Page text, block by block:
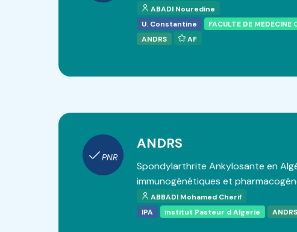
ABADI Nouredine
U. Constantine
FACULTE DE MEDECINE
ANDRS
AF
PNR
ANDRS
Spondylarthrite Ankylosante en
immunogénétiques et
ABBADI Mohamed Cherif
IPA
institut Pasteur d Algerie ANDRS